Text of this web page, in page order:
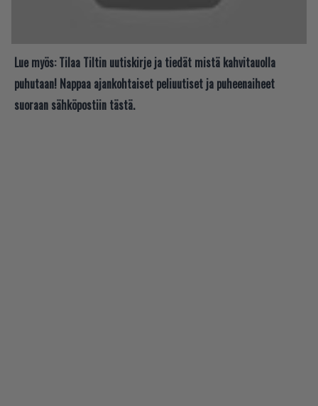
Lue myös: Tilaa Tiltin uutiskirje ja tiedät mistä kahvitauolla
puhutaan! Nappaa ajankohtaiset peliuutiset ja puheenaiheet
suoraan sähköpostiin tästä.